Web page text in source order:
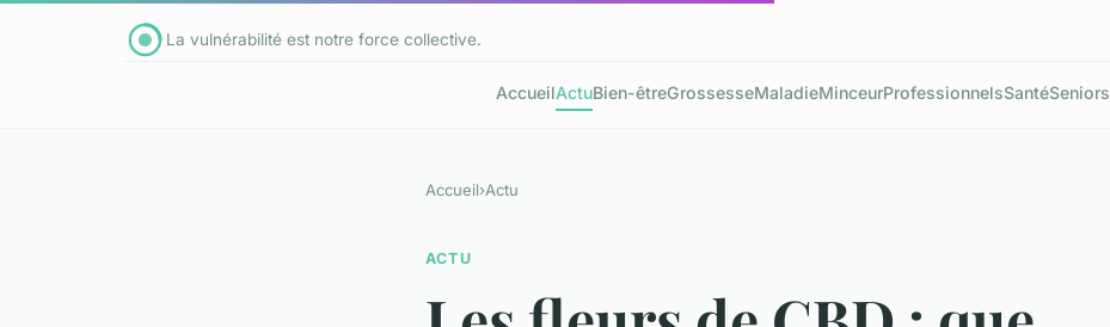
La vulnérabilité est notre force collective.
AccueilActuBien-êtreGrossesseMaladieMinceurProfessionnelsSantéSeniors
Accueil›Actu
ACTU